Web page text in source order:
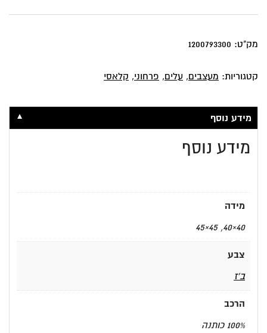
מק"ט: 1200793300
קטגוריות: מעצבים, עלים, פרחוני, קלאסי
מידע נוסף ▼
מידע נוסף
מידה
40×40, 45×45
צבע
ב'ז
הרכב
100% כותנה